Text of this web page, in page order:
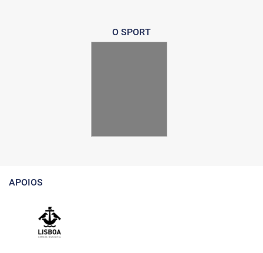
O SPORT
APOIOS